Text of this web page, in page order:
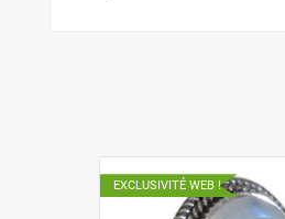
EXCLUSIVITÉ WEB !